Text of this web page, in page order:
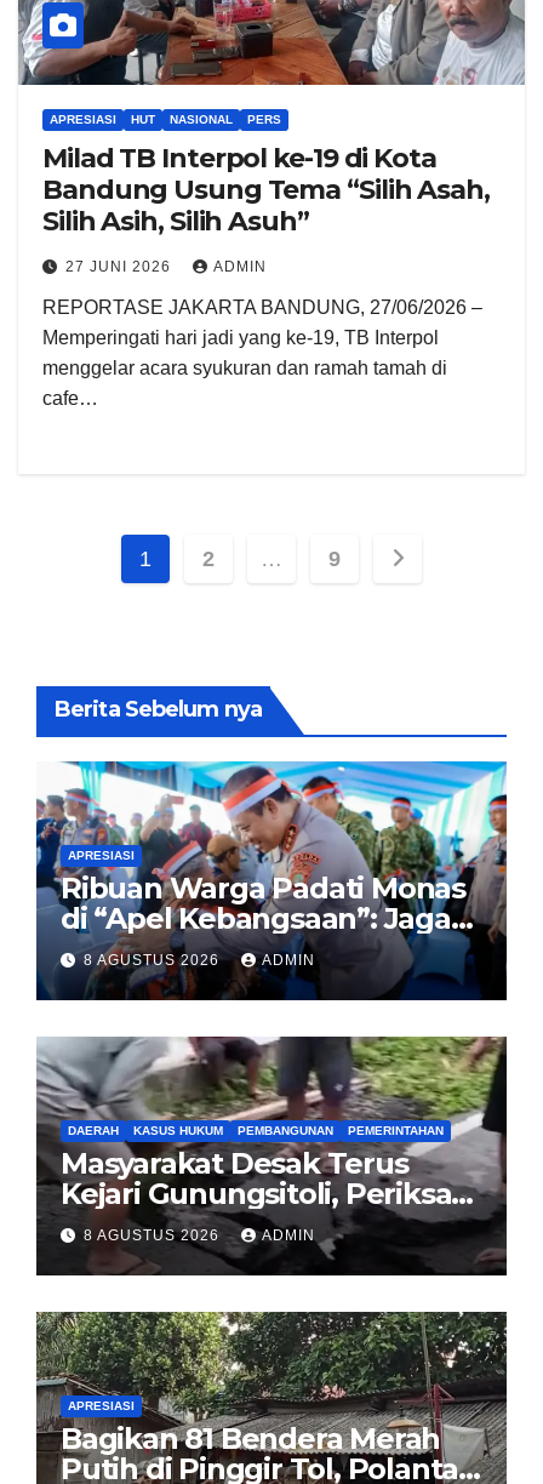
APRESIASI HUT NASIONAL PERS
Milad TB Interpol ke-19 di Kota
Bandung Usung Tema “Silih Asah,
Silih Asih, Silih Asuh”
27 JUNI 2026 ADMIN
REPORTASE JAKARTA BANDUNG, 27/06/2026 –
Memperingati hari jadi yang ke-19, TB Interpol
menggelar acara syukuran dan ramah tamah di
cafe…
Paginasi
1 2 … 9
Berita Sebelum nya
APRESIASI
Ribuan Warga Padati Monas
di “Apel Kebangsaan”: Jaga
Jakarta Berarti Jaga
Indonesia
8 AGUSTUS 2026 ADMIN
DAERAH KASUS HUKUM PEMBANGUNAN PEMERINTAHAN
Masyarakat Desak Terus
Kejari Gunungsitoli, Periksa
dan Usut Tuntas Dugaan
Korupsi Proyek Jalan
Sirombu-Afulu (MYC) Senilai
Rp321 Miliar
8 AGUSTUS 2026 ADMIN
APRESIASI
Bagikan 81 Bendera Merah
Putih di Pinggir Tol, Polantas